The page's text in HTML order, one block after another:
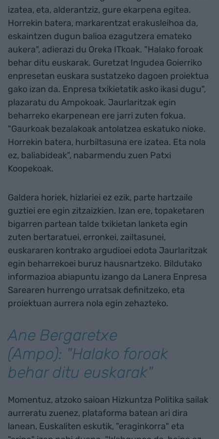
izatea, eta, alderantziz, gure ekarpena egitea.
Horrekin batera, markarentzat erakusleihoa da,
eskaintzen dugun balioa ezagutzera emateko
aukera", adierazi du Oreka ITkoak. "Halako foroak
behar ditu euskarak. Guretzat Ingudea Goierriko
enpresetan euskara sustatzeko dagoen proiektua
gako izan da. Enpresa txikietatik asko ikasi dugu",
plazaratu du Ampokoak. Jaurlaritzak egin
beharreko ekarpenean ere jarri zuten fokua.
"Gaurkoak bezalakoak antolatzea eskatuko nioke.
Horrekin batera, hurbiltasuna ere izatea. Eta nola
ez, baliabideak", nabarmendu zuen Patxi
Koopekoak.
Galdera horiek, hizlariei ez ezik, parte hartzaile
guztiei ere egin zitzaizkien. Izan ere, topaketaren
bigarren partean talde txikietan lanketa egin
zuten bertaratuei, erronkei, zailtasunei,
euskararen kontrako argudioei edota Jaurlaritzak
egin beharrekoei buruz hausnartzeko. Bildutako
informazioa abiapuntu izango da Lanera Enpresa
Sarearen hurrengo urratsak definitzeko, eta
proiektuan aurrera nola egin zehazteko.
Ane Bergaretxe
(Ampo): "Halako foroak
behar ditu euskarak"
Momentuz, atzoko saioan Hizkuntza Politika sailak
aurreratu zuenez, plataforma batean ari dira
lanean, Euskaliten eskutik, "eraginkorra" eta